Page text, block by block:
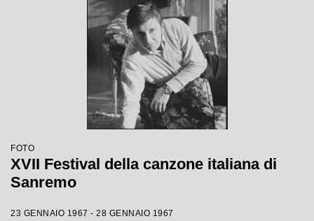
FOTO
XVII Festival della canzone italiana di
Sanremo
23 GENNAIO 1967 - 28 GENNAIO 1967